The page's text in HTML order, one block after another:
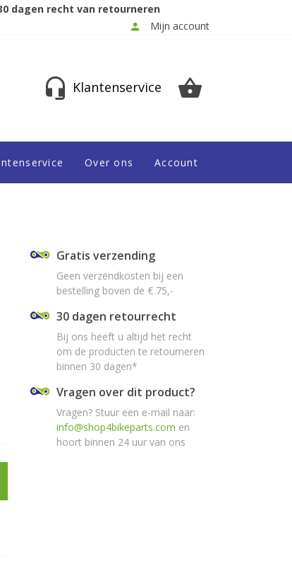
dagen recht van retourneren
Mijn account
Klantenservice
Account
Over ons
Gratis verzending
Geen verzendkosten bij een
bestelling boven de € 75,-
30 dagen retourrecht
Bij ons heeft u altijd het recht
om de producten te retourneren
binnen 30 dagen*
Vragen over dit product?
Vragen? Stuur een e-mail naar:
info@shop4bikeparts.com en
hoort binnen 24 uur van ons